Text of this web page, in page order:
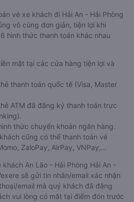
vé xe khách đi Hải An - Hải Phòng
vô cùng đơn giản, tiện lợi khi
hình thức thanh toán khác nhau
mặt tại các cửa hàng tiện lợi và
thanh toán quốc tế (Visa, Master
ATM đã đăng ký thanh toán trực
thức chuyển khoản ngân hàng.
cũng có thể thanh toán vé
ZaloPay, AirPay, VNPay,…
An Lão - Hải Phòng Hải An -
sẽ gửi tin nhắn/email xác nhận
email mà quý khách đã đăng
vui lòng có mặt tại điểm đón trước